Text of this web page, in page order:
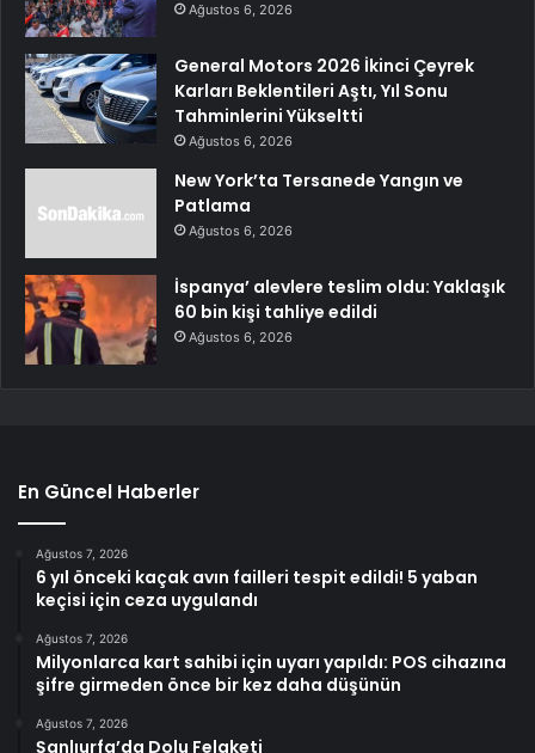
Ağustos 6, 2026
General Motors 2026 İkinci Çeyrek
Karları Beklentileri Aştı, Yıl Sonu
Tahminlerini Yükseltti
Ağustos 6, 2026
New York’ta Tersanede Yangın ve
Patlama
Ağustos 6, 2026
İspanya’ alevlere teslim oldu: Yaklaşık
60 bin kişi tahliye edildi
Ağustos 6, 2026
En Güncel Haberler
Ağustos 7, 2026
6 yıl önceki kaçak avın failleri tespit edildi! 5 yaban
keçisi için ceza uygulandı
Ağustos 7, 2026
Milyonlarca kart sahibi için uyarı yapıldı: POS cihazına
şifre girmeden önce bir kez daha düşünün
Ağustos 7, 2026
Şanlıurfa’da Dolu Felaketi